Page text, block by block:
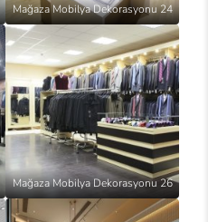
Mağaza Mobilya Dekorasyonu 24
Mağaza Mobilya Dekorasyonu 26